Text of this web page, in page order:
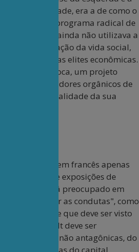
sua atualidade, era a de como o
um programa radical de
Hall ainda não utilizava a
reconfiguração da vida social,
reação das elites econômicas.
comum de época, um projeto
conservadores orgânicos de
a atualidade da sua
Publicado em francês apenas
reúne exposições de
Foucault está preocupado em
de "conduzir as condutas", como
e que deve ser visto
de Foucault deve ser
mas não antagônicas, do
das suas teorias do capital